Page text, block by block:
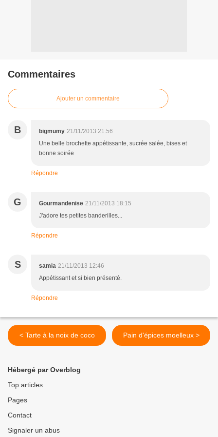
Commentaires
Ajouter un commentaire
B bigmumy 21/11/2013 21:56
Une belle brochette appétissante, sucrée salée, bises et
bonne soirée
Répondre
G Gourmandenise 21/11/2013 18:15
J'adore tes petites banderilles...
Répondre
S samia 21/11/2013 12:46
Appétissant et si bien présenté.
Répondre
< Tarte à la noix de coco Pain d'épices moelleux >
Hébergé par Overblog
Top articles
Pages
Contact
Signaler un abus